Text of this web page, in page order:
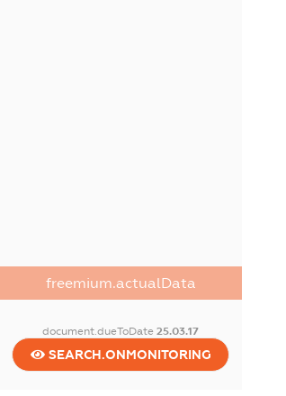
freemium.actualData
document.dueToDate25.03.17
SEARCH.ONMONITORING